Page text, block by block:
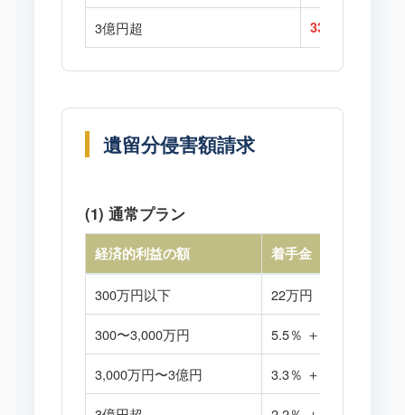
3億円超 33万円
遺留分侵害額請求
(1) 通常プラン
経済的利益の額 着手金
300万円以下 22万円
300〜3,000万円 5.5％ ＋ 9.9万円
3,000万円〜3億円 3.3％ ＋ 75.9万円